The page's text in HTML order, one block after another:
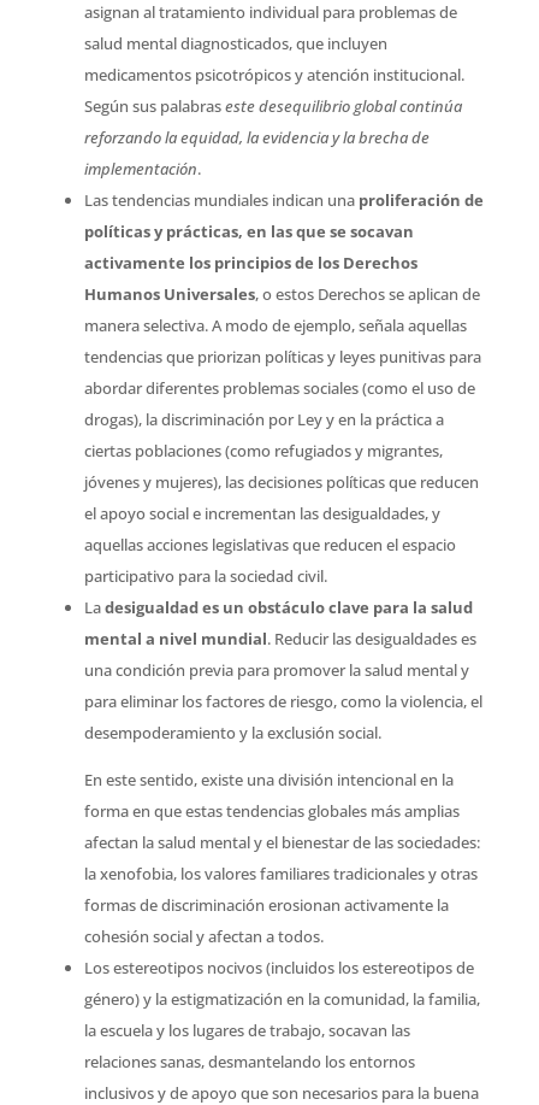
asignan al tratamiento individual para problemas de
salud mental diagnosticados, que incluyen
medicamentos psicotrópicos y atención institucional.
Según sus palabraseste desequilibrio global continúa
reforzando la equidad, la evidencia y la brecha de
implementación.
Las tendencias mundiales indican una proliferación de
políticas y prácticas, en las que se socavan
activamente los principios de los Derechos
Humanos Universales, o estos Derechos se aplican de
manera selectiva. A modo de ejemplo, señala aquellas
tendencias que priorizan políticas y leyes punitivas para
abordar diferentes problemas sociales (como el uso de
drogas), la discriminación por Ley y en la práctica a
ciertas poblaciones (como refugiados y migrantes,
jóvenes y mujeres), las decisiones políticas que reducen
el apoyo social e incrementan las desigualdades, y
aquellas acciones legislativas que reducen el espacio
participativo para la sociedad civil.
Ladesigualdad es un obstáculo clave para la salud
mental a nivel mundial. Reducir las desigualdades es
una condición previa para promover la salud mental y
para eliminar los factores de riesgo, como la violencia, el
desempoderamiento y la exclusión social.
En este sentido, existe una división intencional en la
forma en que estas tendencias globales más amplias
afectan la salud mental y el bienestar de las sociedades:
la xenofobia, los valores familiares tradicionales y otras
formas de discriminación erosionan activamente la
cohesión social y afectan a todos.
Los estereotipos nocivos (incluidos los estereotipos de
género) y la estigmatización en la comunidad, la familia,
la escuela y los lugares de trabajo, socavan las
relaciones sanas, desmantelando los entornos
inclusivos y de apoyo que son necesarios para la buena